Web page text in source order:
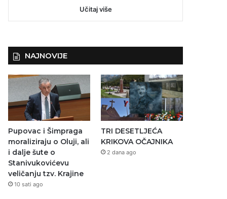
Učitaj više
NAJNOVIJE
Pupovac i Šimpraga
moraliziraju o Oluji, ali
i dalje šute o
Stanivukovićevu
veličanju tzv. Krajine
10 sati ago
TRI DESETLJEĆA
KRIKOVA OČAJNIKA
2 dana ago